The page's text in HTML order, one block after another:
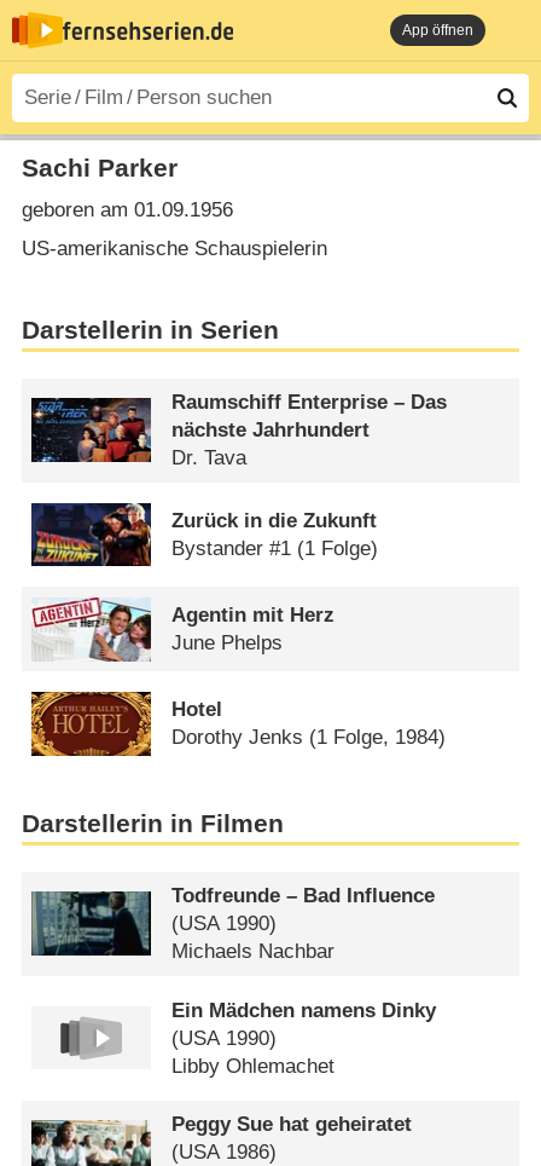
App öffnen
Sachi Parker
geboren am 01.09.1956
US-amerikanische Schauspielerin
Darstellerin in Serien
Raumschiff Enterprise – Das
nächste Jahrhundert
Dr. Tava
Zurück in die Zukunft
Bystander #1 (1 Folge)
Agentin mit Herz
June Phelps
Hotel
Dorothy Jenks (1 Folge, 1984)
Darstellerin in Filmen
Todfreunde – Bad Influence
(USA1990)
Michaels Nachbar
Ein Mädchen namens Dinky
(USA 1990)
Libby Ohlemachet
Peggy Sue hat geheiratet
(USA1986)